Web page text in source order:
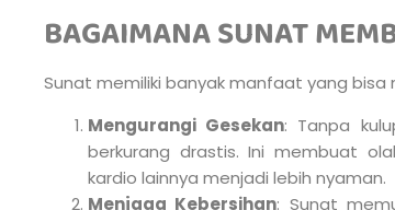
BAGAIMANA SUNAT
Sunat memiliki banyak manfaat yang
Mengurangi Gesekan: Tanpa
berkurang drastis. Ini membuat
kardio lainnya menjadi lebih nyaman.
Menjaga Kebersihan: Sunat